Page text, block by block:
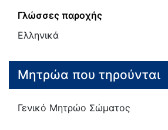
Γλώσσες παροχής
Ελληνικά
Μητρώα που τηρούνται
Γενικό Μητρώο Σώματος